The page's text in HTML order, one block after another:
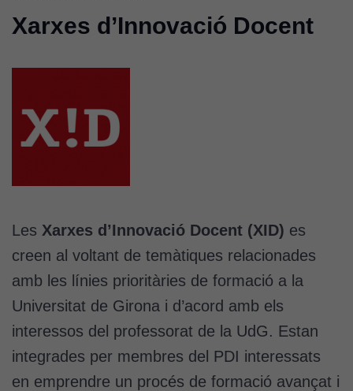
Xarxes d’Innovació Docent
Les Xarxes d’Innovació Docent (XID) es
creen al voltant de temàtiques relacionades
amb les línies prioritàries de formació a la
Universitat de Girona i d’acord amb els
interessos del professorat de la UdG. Estan
integrades per membres del PDI interessats
en emprendre un procés de formació avançat i